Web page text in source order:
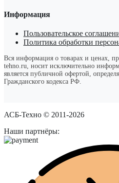
Информация
Пользовательское
Политика обработки
Вся информация о товарах и ценах,
tehno.ru, носит исключительно
является публичной офертой,
Гражданского кодекса РФ.
АСБ-Техно © 2011-2026
Наши партнёры: